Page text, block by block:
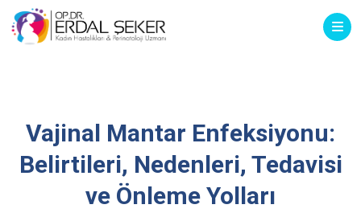
Vajinal Mantar Enfeksiyonu:
Belirtileri, Nedenleri, Tedavisi
ve Önleme Yolları